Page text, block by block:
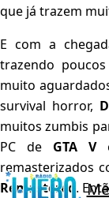
que já trazem
E com a
trazendo
muito
survival horror,
muitos zumbis
PC de GTA Ve
remasterizados
Remastered.